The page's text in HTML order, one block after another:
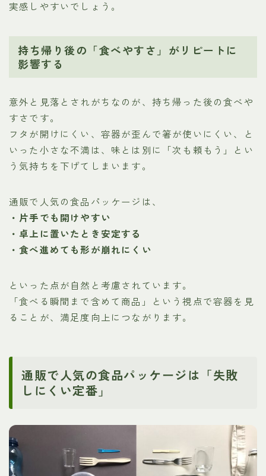
実感しやすいでしょう。
持ち帰り後の「食べやすさ」がリピートに
影響する
意外と見落とされがちなのが、持ち帰った後の食べや
すさです。
フタが開けにくい、容器が歪んで箸が使いにくい、と
いった小さな不満は、味とは別に「次も頼もう」とい
う気持ちを下げてしまいます。
通販で人気の食品パッケージは、
・片手でも開けやすい
・卓上に置いたとき安定する
・食べ進めても形が崩れにくい
といった点が自然と考慮されています。
「食べる瞬間まで含めて商品」という視点で容器を見
ることが、満足度向上につながります。
通販で人気の食品パッケージは「失敗
しにくい定番」